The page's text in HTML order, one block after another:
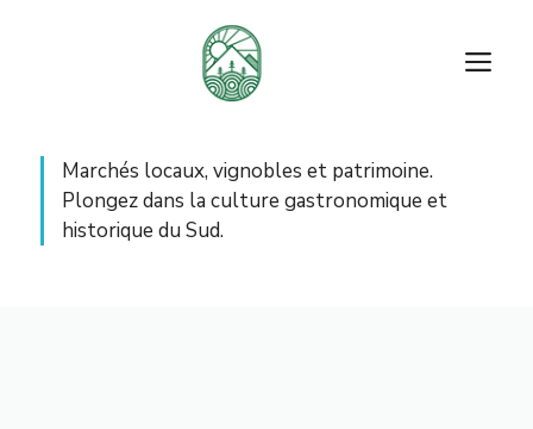
Marchés locaux, vignobles et patrimoine.
Plongez dans la culture gastronomique et
historique du Sud.